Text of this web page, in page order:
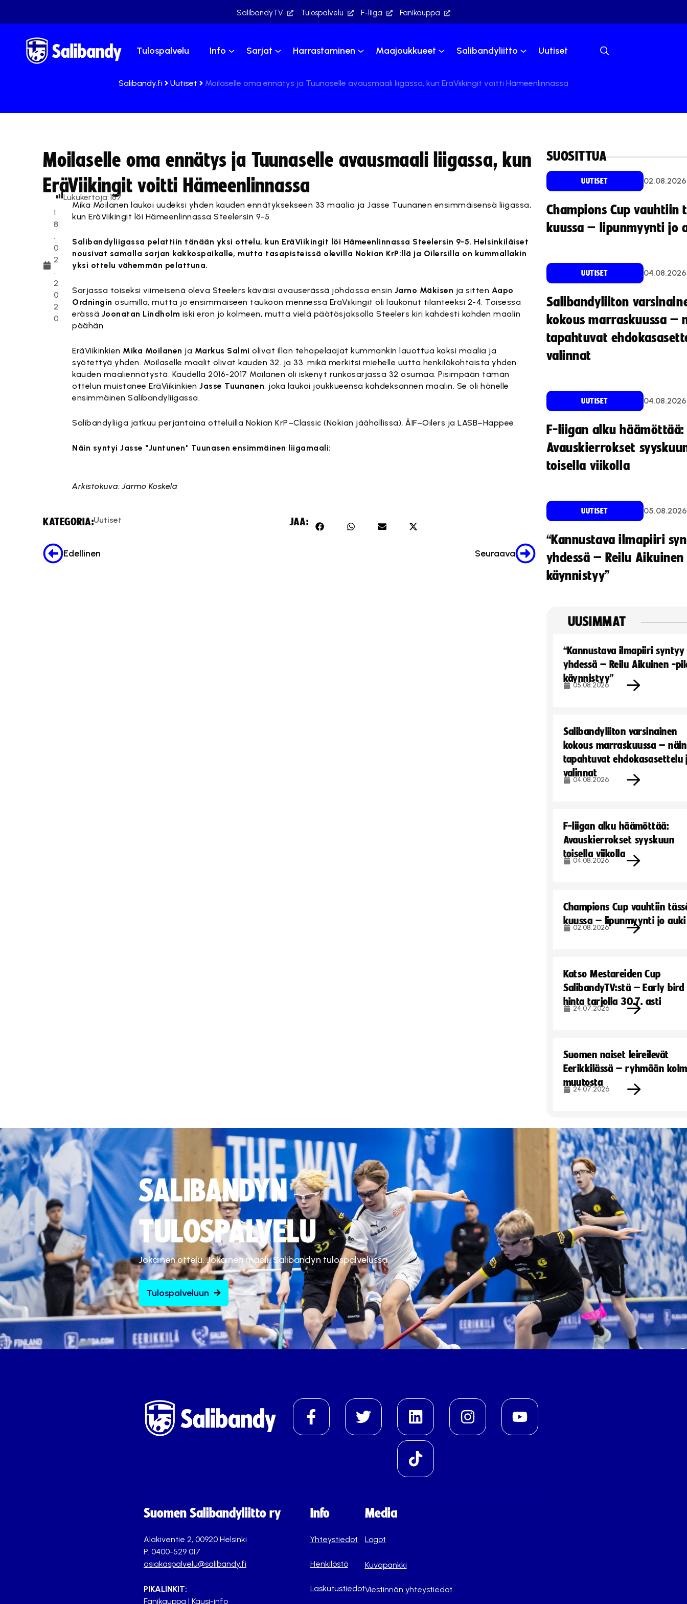
SalibandyTV Tulospalvelu F-liiga Fanikauppa
Tulospalvelu Info Sarjat Harrastaminen Maajoukkueet Salibandyliitto Uutiset
Salibandy.fi Uutiset Moilaselle oma ennätys ja Tuunaselle avausmaali liigassa, kun EräViikingit voitti Hämeenlinnassa
Moilaselle oma ennätys ja Tuunaselle avausmaali liigassa, kun
EräViikingit voitti Hämeenlinnassa
1
8
.
0
2
.
2
0
2
0
Lukukertoja:167
Mika Moilanen laukoi uudeksi yhden kauden ennätyksekseen 33 maalia ja Jasse Tuunanen ensimmäisensä liigassa,
kun EräViikingit löi Hämeenlinnassa Steelersin 9-5.
Salibandyliigassa pelattiin tänään yksi ottelu, kun EräViikingit löi Hämeenlinnassa Steelersin 9-5. Helsinkiläiset
nousivat samalla sarjan kakkospaikalle, mutta tasapisteissä olevilla Nokian KrP:llä ja Oilersilla on kummallakin
yksi ottelu vähemmän pelattuna.
Sarjassa toiseksi viimeisenä oleva Steelers käväisi avauserässä johdossa ensin Jarno Mäkisen ja sitten Aapo
Ordningin osumilla, mutta jo ensimmäiseen taukoon mennessä EräViikingit oli laukonut tilanteeksi 2-4. Toisessa
erässä Joonatan Lindholm iski eron jo kolmeen, mutta vielä päätösjaksolla Steelers kiri kahdesti kahden maalin
päähän.
EräViikinkien Mika Moilanen ja Markus Salmi olivat illan tehopelaajat kummankin lauottua kaksi maalia ja
syötettyä yhden. Moilaselle maalit olivat kauden 32. ja 33. mikä merkitsi miehelle uutta henkilökohtaista yhden
kauden maaliennätystä. Kaudella 2016-2017 Moilanen oli iskenyt runkosarjassa 32 osumaa. Pisimpään tämän
ottelun muistanee EräViikinkien Jasse Tuunanen, joka laukoi joukkueensa kahdeksannen maalin. Se oli hänelle
ensimmäinen Salibandyliigassa.
Salibandyliiga jatkuu perjantaina otteluilla Nokian KrP–Classic (Nokian jäähallissa), ÅIF–Oilers ja LASB–Happee.
Näin syntyi Jasse "Juntunen" Tuunasen ensimmäinen liigamaali:
Arkistokuva: Jarmo Koskela
KATEGORIA:Uutiset JAA:
Edellinen Seuraava
SUOSITTUA
UUTISET 02.08.2026
Champions Cup vauhtiin
kuussa – lipunmyynti jo
UUTISET 04.08.2026
Salibandyliiton
kokous marraskuussa –
tapahtuvat
valinnat
UUTISET 04.08.2026
F-liigan alku häämöttää:
Avauskierrokset
toisella viikolla
UUTISET 05.08.2026
“Kannustava ilmapiiri
yhdessä – Reilu
käynnistyy”
UUSIMMAT
“Kannustava ilmapiiri syntyy
yhdessä – Reilu Aikuinen -
käynnistyy”
05.08.2026
Salibandyliiton varsinainen
kokous marraskuussa – näin
tapahtuvat ehdokasasettelu
valinnat
04.08.2026
F-liigan alku häämöttää:
Avauskierrokset syyskuun
toisella viikolla
04.08.2026
Champions Cup vauhtiin
kuussa – lipunmyynti jo auki
02.08.2026
Katso Mestareiden Cup
SalibandyTV:stä – Early
hinta tarjolla 30.7. asti
24.07.2026
Suomen naiset leireilevät
Eerikkilässä – ryhmään
muutosta
24.07.2026
SALIBANDYN
TULOSPALVELU
Jokainen ottelu. Jokainen maali. Salibandyn tulospalvelussa.
Tulospalveluun
Suomen Salibandyliitto ry
Alakiventie 2, 00920 Helsinki
P. 0400-529 017
asiakaspalvelu@salibandy.fi
PIKALINKIT:
Fanikauppa | Kausi-info
Info
Yhteystiedot
Henkilöstö
Laskutustiedot
Media
Logot
Kuvapankki
Viestinnän yhteystiedot